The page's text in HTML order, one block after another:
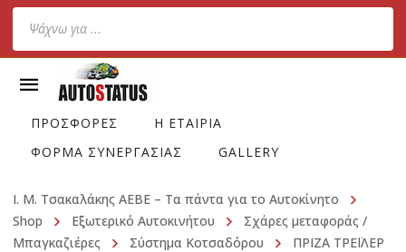
Products
search
ΠΡΟΣΦΟΡΕΣ
Η ΕΤΑΙΡΙΑ
ΦΟΡΜΑ ΣΥΝΕΡΓΑΣΙΑΣ
GALLERY
Ι. Μ. Τσακαλάκης ΑΕΒΕ – Τα πάντα για το Αυτοκίνητο
Shop
Εξωτερικό Αυτοκινήτου
Σχάρες μεταφοράς /
Μπαγκαζιέρες
Σύστημα Κοτσαδόρου ΠΡΙΖΑ ΤΡΕΪΛΕΡ